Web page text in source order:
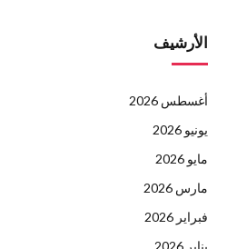
الأرشيف
أغسطس 2026
يونيو 2026
مايو 2026
مارس 2026
فبراير 2026
يناير 2026